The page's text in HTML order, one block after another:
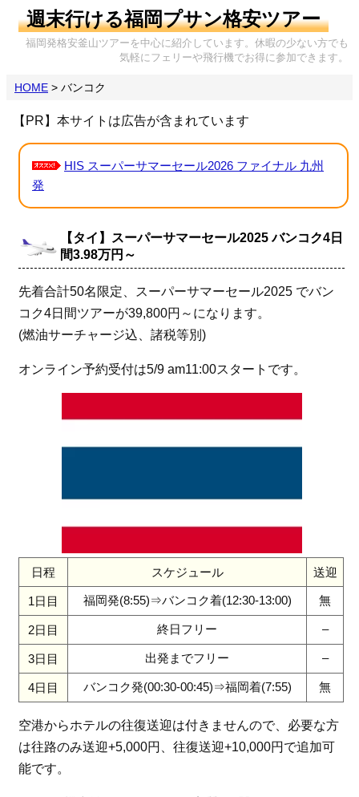
週末行ける福岡プサン格安ツアー
福岡発格安釜山ツアーを中心に紹介しています。休暇の少ない方でも
気軽にフェリーや飛行機でお得に参加できます。
HOME > バンコク
【PR】本サイトは広告が含まれています
HIS スーパーサマーセール2026 ファイナル 九州
発
【タイ】スーパーサマーセール2025 バンコク4日
間3.98万円～
先着合計50名限定、スーパーサマーセール2025 でバン
コク4日間ツアーが39,800円～になります。
(燃油サーチャージ込、諸税等別)
オンライン予約受付は5/9 am11:00スタートです。
日程 スケジュール 送迎
1日目 福岡発(8:55)⇒バンコク着(12:30-13:00) 無
2日目 終日フリー –
3日目 出発までフリー –
4日目 バンコク発(00:30-00:45)⇒福岡着(7:55) 無
空港からホテルの往復送迎は付きませんので、必要な方
は往路のみ送迎+5,000円、往復送迎+10,000円で追加可
能です。